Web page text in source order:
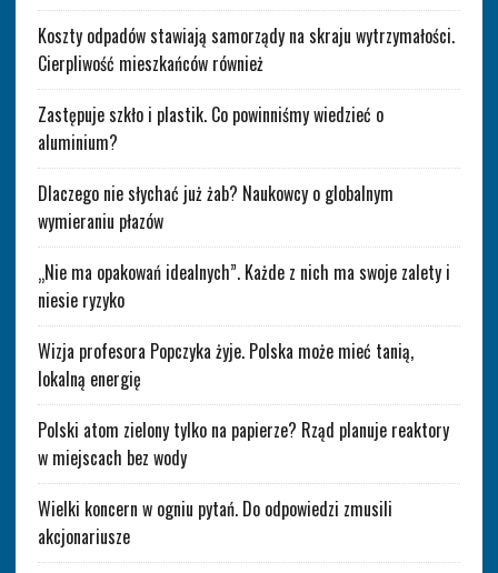
Koszty odpadów stawiają samorządy na skraju wytrzymałości.
Cierpliwość mieszkańców również
Zastępuje szkło i plastik. Co powinniśmy wiedzieć o
aluminium?
Dlaczego nie słychać już żab? Naukowcy o globalnym
wymieraniu płazów
„Nie ma opakowań idealnych”. Każde z nich ma swoje zalety i
niesie ryzyko
Wizja profesora Popczyka żyje. Polska może mieć tanią,
lokalną energię
Polski atom zielony tylko na papierze? Rząd planuje reaktory
w miejscach bez wody
Wielki koncern w ogniu pytań. Do odpowiedzi zmusili
akcjonariusze